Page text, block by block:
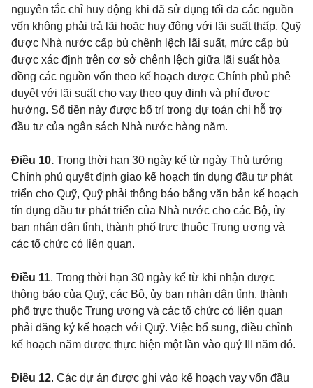
nguyên tắc chỉ huy động khi đã sử dụng tối đa các nguồn
vốn không phải trả lãi hoặc huy động với lãi suất thấp. Quỹ
được Nhà nước cấp bù chênh lệch lãi suất, mức cấp bù
được xác định trên cơ sở chênh lệch giữa lãi suất hòa
đồng các nguồn vốn theo kế hoạch được Chính phủ phê
duyệt với lãi suất cho vay theo quy định và phí được
hưởng. Số tiền này được bố trí trong dự toán chi hỗ trợ
đầu tư của ngân sách Nhà nước hàng năm.
Điều 10. Trong thời hạn 30 ngày kể từ ngày Thủ tướng
Chính phủ quyết định giao kế hoạch tín dụng đầu tư phát
triển cho Quỹ, Quỹ phải thông báo bằng văn bản kế hoạch
tín dụng đầu tư phát triển của Nhà nước cho các Bộ, ủy
ban nhân dân tỉnh, thành phố trực thuộc Trung ương và
các tổ chức có liên quan.
Điều 11. Trong thời hạn 30 ngày kể từ khi nhận được
thông báo của Quỹ, các Bộ, ủy ban nhân dân tỉnh, thành
phố trực thuộc Trung ương và các tổ chức có liên quan
phải đăng ký kế hoạch với Quỹ. Việc bổ sung, điều chỉnh
kế hoạch năm được thực hiện một lần vào quý III năm đó.
Điều 12. Các dự án được ghi vào kế hoạch vay vốn đầu